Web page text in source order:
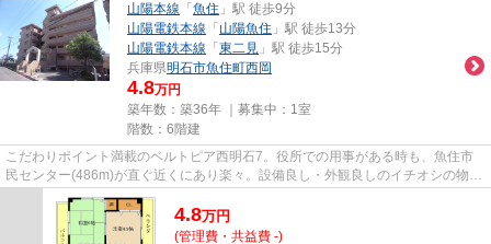
山陽本線 「 魚住 」駅 徒歩9分
山陽電鉄本線 「 山陽魚住 」駅 徒歩13分
山陽電鉄本線 「 東二見 」駅 徒歩15分
兵庫県明石市魚住町西岡
4.8万円
築年数：築36年 ｜募集中： 1室
階数：6階建
こだわりポイント満載のベルトピア西明石7。役所での用事がある時も、魚住市
民センター(486m)が直ぐ近くにあり楽々。設備良し・外観良しのイチオシの物
件。耐火、耐震性の高い鉄筋コン...
4.8万円
(管理費・共益費 -)